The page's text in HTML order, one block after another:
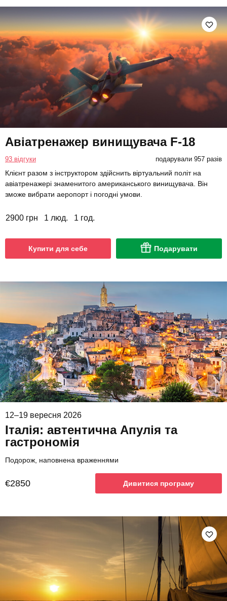
Авіатренажер винищувача F-18
93 відгуки подарували 957 разів
Клієнт разом з інструктором здійснить віртуальний політ на
авіатренажері знаменитого американського винищувача. Він
зможе вибрати аеропорт і погодні умови.
2900 грн 1 люд. 1 год.
Купити для себе Подарувати
12–19 вересня 2026
Італія: автентична Апулія та
гастрономія
Подорож, наповнена враженнями
€2850 Дивитися програму